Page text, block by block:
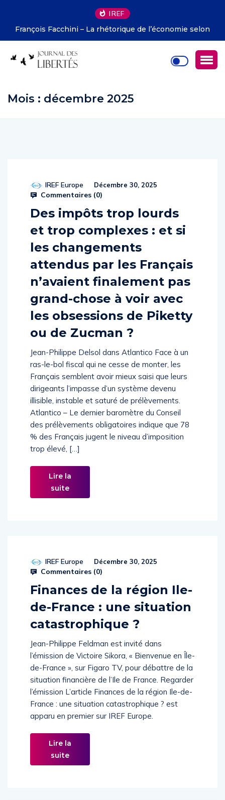
IREF
François Facchini – La rhétorique de l’économie selon
Deirdre McCloskey
IREF Europe Décembre 30, 2025
Des impôts trop lourds
et trop complexes : et si
les changements
attendus par les Français
n’avaient finalement pas
grand-chose à voir avec
les obsessions de Piketty
Jean-Philippe Delsol dans Atlantico Face à un
ras-le-bol fiscal qui ne cesse de monter, les
Français semblent avoir mieux saisi que leurs
dirigeants l’impasse d’un système devenu
illisible, instable et saturé de prélèvements.
Atlantico – Le dernier baromètre du Conseil
des prélèvements obligatoires indique que 78
% des Français jugent le niveau d’imposition
Lire la
suite
IREF Europe Décembre 30, 2025
Finances de la région Ile-
de-France : une situation
catastrophique ?
Jean-Philippe Feldman est invité dans
l’émission de Victoire Sikora, « Bienvenue en Île-
de-France », sur Figaro TV, pour débattre de la
situation financière de l’Ile de France. Regarder
l’émission L’article Finances de la région Ile-de-
France : une situation catastrophique ? est
Lire la
suite